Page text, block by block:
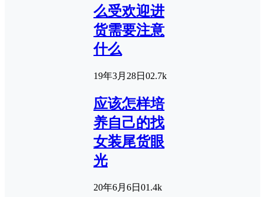
么受欢迎进
货需要注意
什么
19年3月28日 02.7k
应该怎样培
养自己的找
女装尾货眼
光
20年6月6日 01.4k